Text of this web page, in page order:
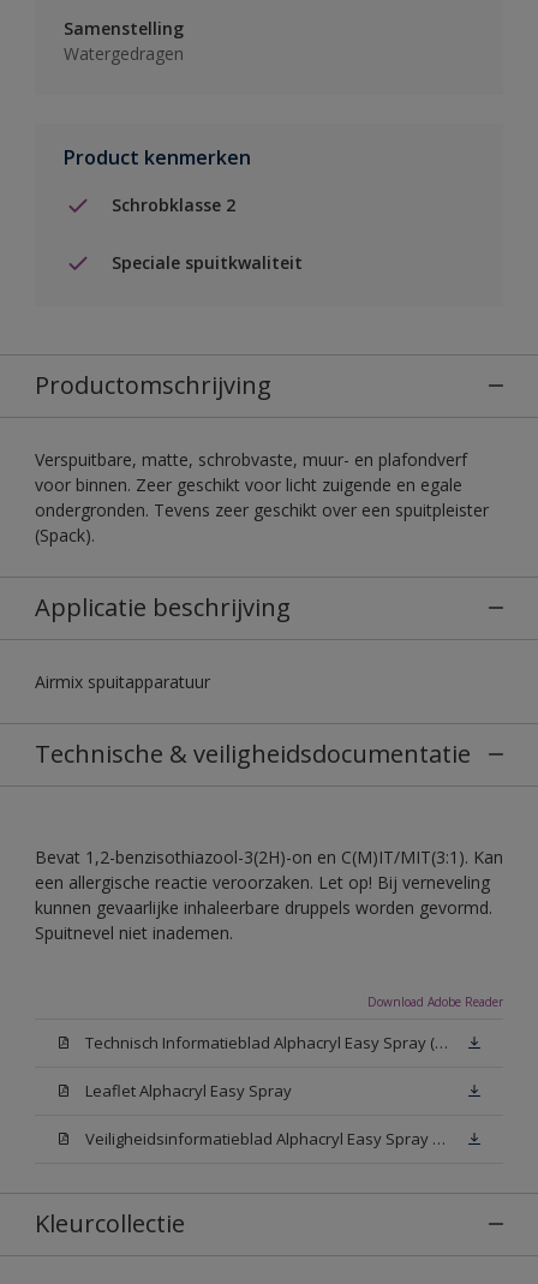
Samenstelling
Watergedragen
Product kenmerken
Schrobklasse 2
Speciale spuitkwaliteit
Productomschrijving
Verspuitbare, matte, schrobvaste, muur- en plafondverf
voor binnen. Zeer geschikt voor licht zuigende en egale
ondergronden. Tevens zeer geschikt over een spuitpleister
(Spack).
Applicatie beschrijving
Airmix spuitapparatuur
Technische & veiligheidsdocumentatie
Bevat 1,2-benzisothiazool-3(2H)-on en C(M)IT/MIT(3:1). Kan
een allergische reactie veroorzaken. Let op! Bij verneveling
kunnen gevaarlijke inhaleerbare druppels worden gevormd.
Spuitnevel niet inademen.
Download Adobe Reader
Technisch Informatieblad Alphacryl Easy Spray (PDF)
Leaflet Alphacryl Easy Spray
Veiligheidsinformatieblad Alphacryl Easy Spray White W05 (MSDS)
Kleurcollectie